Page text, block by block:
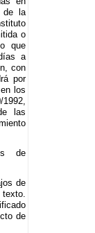
de la
o
que
a
con
por
los
las
de
de
de